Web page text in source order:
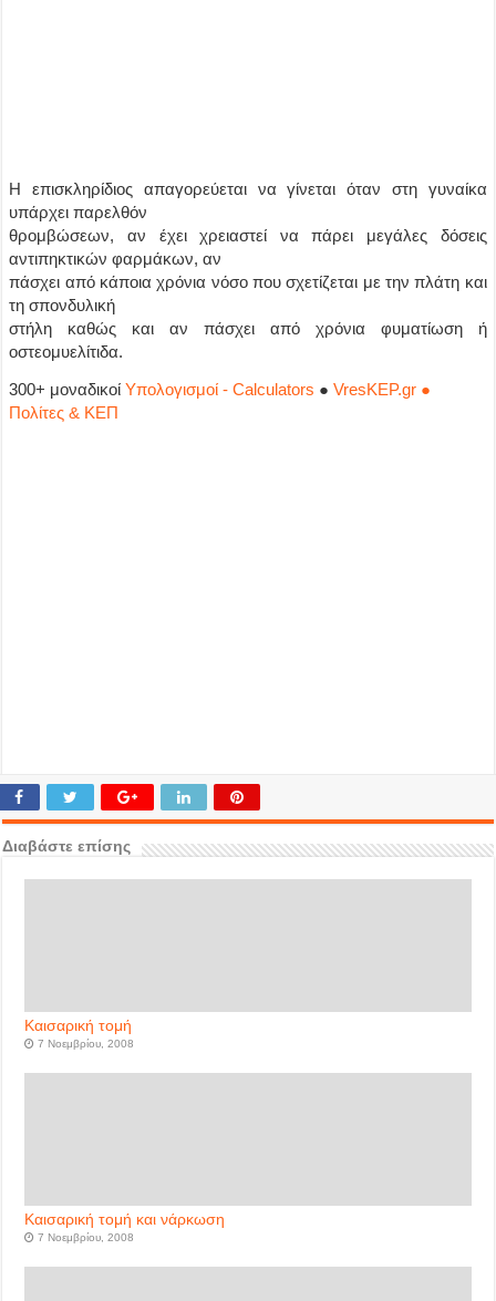
Η επισκληρίδιος απαγορεύεται να γίνεται όταν στη γυναίκα
υπάρχει παρελθόν
θρομβώσεων, αν έχει χρειαστεί να πάρει μεγάλες δόσεις
αντιπηκτικών φαρμάκων, αν
πάσχει από κάποια χρόνια νόσο που σχετίζεται με την πλάτη και
τη σπονδυλική
στήλη καθώς και αν πάσχει από χρόνια φυματίωση ή
οστεομυελίτιδα.
300+ μοναδικοίΥπολογισμοί - Calculators ●VresKEP.gr ●
Πολίτες & ΚΕΠ
Διαβάστε επίσης
Καισαρική τομή
7 Νοεμβρίου, 2008
Καισαρική τομή και νάρκωση
7 Νοεμβρίου, 2008